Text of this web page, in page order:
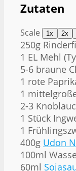
Zutaten
Scale 1x 2x
250g
1 EL Mehl
5-6 braune
1 rote
1
2-3
1 Stück
1
400g Udon
100ml
60ml